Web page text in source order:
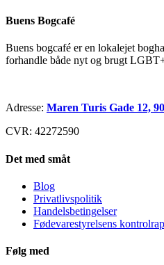
Buens Bogcafé
Buens bogcafé er en lokalejet
forhandle både nyt og brugt
Adresse: Maren Turis Gade 12,
CVR: 42272590
Det med småt
Blog
Privatlivspolitik
Handelsbetingelser
Fødevarestyrelsens
Følg med